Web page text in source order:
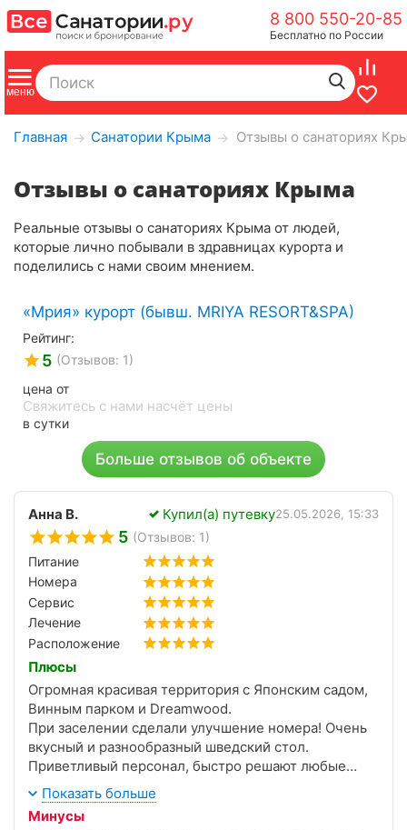
8 800 550-20-85
Бесплатно по России
Главная → Санатории Крыма → Отзывы о санаториях
Отзывы о санаториях Крыма
Реальные отзывы о санаториях Крыма от людей,
которые лично побывали в здравницах курорта и
поделились с нами своим мнением.
«Мрия» курорт (бывш. MRIYA RESORT&SPA)
Рейтинг:
5 (Отзывов: 1)
цена от
Свяжитесь с нами насчёт цены
в сутки
Больше отзывов об объекте
Анна В. Купил(а) путевку25.05.2026, 15:33
5 (Отзывов: 1)
Питание
Номера
Сервис
Лечение
Расположение
Плюсы
Огромная красивая территория с Японским садом,
Винным парком и Dreamwood.
При заселении сделали улучшение номера! Очень
вкусный и разнообразный шведский стол.
Приветливый персонал, быстро решают любые
вопросы. Красивые виды из номера на море и
крымские горы.
Показать больше
Минусы